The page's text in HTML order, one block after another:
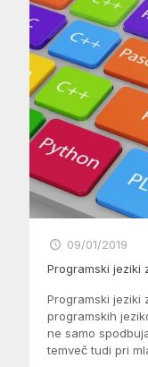
09/01/2019
Programski jeziki
Programski jeziki
programskih
ne samo
temveč tudi pri